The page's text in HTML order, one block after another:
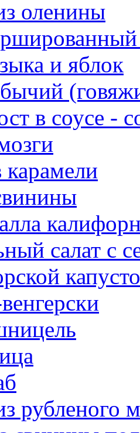
оленины
и яблок
в соусе -
карамели
салат с
рубленого